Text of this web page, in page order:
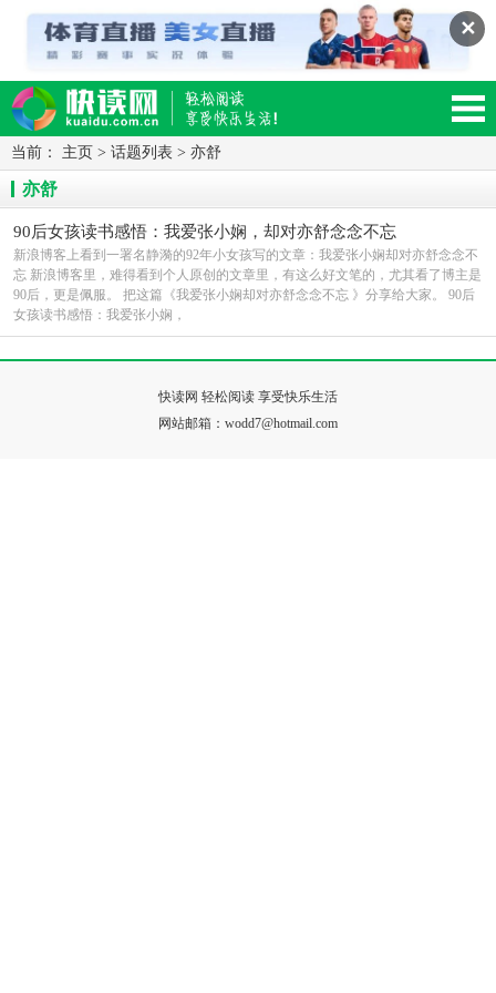
✕
读网-轻松阅读,快乐生活移动版
当前： 主页 > 话题列表 > 亦舒
亦舒
90后女孩读书感悟：我爱张小娴，却对亦舒念念不忘
新浪博客上看到一署名静漪的92年小女孩写的文章：我爱张小娴却对亦舒念念不
忘 新浪博客里，难得看到个人原创的文章里，有这么好文笔的，尤其看了博主是
90后，更是佩服。 把这篇《我爱张小娴却对亦舒念念不忘 》分享给大家。 90后
女孩读书感悟：我爱张小娴，
快读网 轻松阅读 享受快乐生活
网站邮箱：wodd7@hotmail.com